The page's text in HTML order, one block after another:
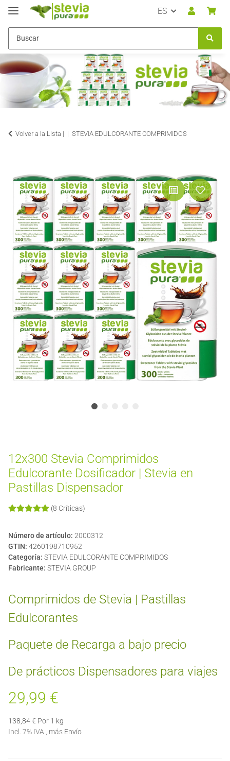
ES
Volver a la Lista | STEVIA EDULCORANTE COMPRIMIDOS
12x300 Stevia Comprimidos
Edulcorante Dosificador | Stevia en
Pastillas Dispensador
(8 Críticas)
Número de artículo: 2000312
GTIN: 4260198710952
Categoría: STEVIA EDULCORANTE COMPRIMIDOS
Fabricante: STEVIA GROUP
Comprimidos de Stevia | Pastillas
Edulcorantes
Paquete de Recarga a bajo precio
De prácticos Dispensadores para viajes
29,99 €
138,84 € Por 1 kg
Incl. 7% IVA , más Envío